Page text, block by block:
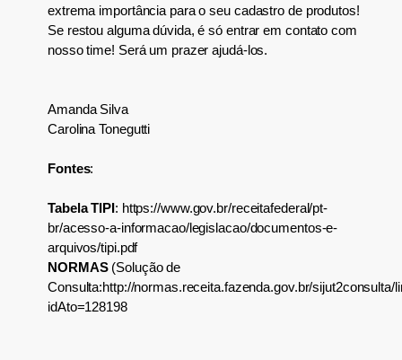
extrema importância para o seu cadastro de produtos!
Se restou alguma dúvida, é só entrar em contato com
nosso time! Será um prazer ajudá-los.
Amanda Silva
Carolina Tonegutti
Fontes:
Tabela TIPI : https://www.gov.br/receitafederal/pt-
br/acesso-a-informacao/legislacao/documentos-e-
arquivos/tipi.pdf
NORMAS (Solução de
Consulta:http://normas.receita.fazenda.gov.br/sijut2consulta/
idAto=128198